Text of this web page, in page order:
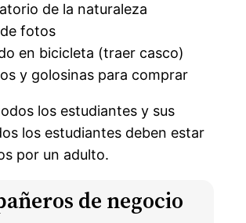
de la naturaleza
fotos
en bicicleta (traer casco)
y golosinas para comprar
los estudiantes y sus
los estudiantes deben estar
por un adulto.
de negocio